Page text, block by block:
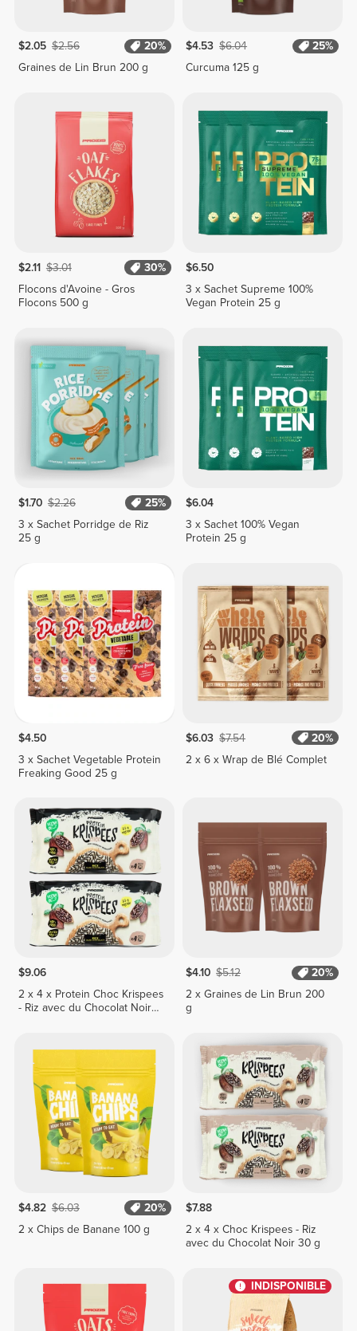
$2.05 $2.56
20%
Graines de Lin Brun 200 g
$4.53 $6.04
25%
Curcuma 125 g
$2.11 $3.01
30%
Flocons d'Avoine - Gros
Flocons 500 g
$6.50
3 x Sachet Supreme 100%
Vegan Protein 25 g
$1.70 $2.26
25%
3 x Sachet Porridge de Riz
25 g
$6.04
3 x Sachet 100% Vegan
Protein 25 g
$4.50
3 x Sachet Vegetable Protein
Freaking Good 25 g
$6.03 $7.54
20%
2 x 6 x Wrap de Blé Complet
$9.06
2 x 4 x Protein Choc Krispees
- Riz avec du Chocolat Noir
$4.10 $5.12
20%
2 x Graines de Lin Brun 200
g
$4.82 $6.03
20%
2 x Chips de Banane 100 g
$7.88
2 x 4 x Choc Krispees - Riz
avec du Chocolat Noir 30 g
INDISPONIBLE